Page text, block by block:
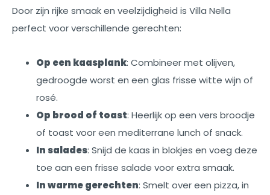
Door zijn rijke smaak en veelzijdigheid is Villa Nella
perfect voor verschillende gerechten:
Op een kaasplank: Combineer met olijven,
gedroogde worst en een glas frisse witte wijn of
rosé.
Op brood of toast: Heerlijk op een vers broodje
of toast voor een mediterrane lunch of snack.
In salades: Snijd de kaas in blokjes en voeg deze
toe aan een frisse salade voor extra smaak.
In warme gerechten: Smelt over een pizza, in